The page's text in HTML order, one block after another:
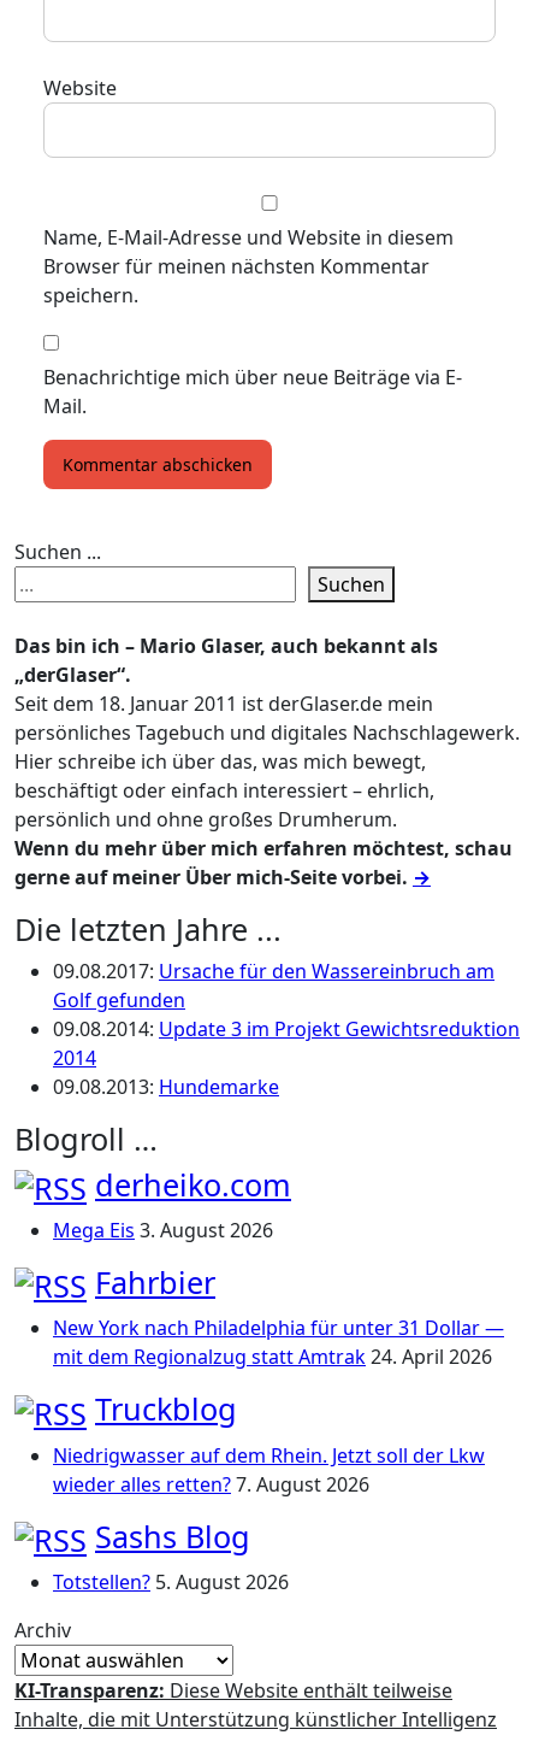
Website
Name, E-Mail-Adresse und Website in diesem
Browser für meinen nächsten Kommentar
speichern.
Benachrichtige mich über neue Beiträge via E-
Mail.
Suchen ...
Suchen
Das bin ich – Mario Glaser, auch bekannt als
„derGlaser“.
Seit dem 18. Januar 2011 ist derGlaser.de mein
persönliches Tagebuch und digitales Nachschlagewerk.
Hier schreibe ich über das, was mich bewegt,
beschäftigt oder einfach interessiert – ehrlich,
persönlich und ohne großes Drumherum.
Wenn du mehr über mich erfahren möchtest, schau
gerne auf meiner Über mich-Seite vorbei. →
Die letzten Jahre ...
09.08.2017: Ursache für den Wassereinbruch am
Golf gefunden
09.08.2014: Update 3 im Projekt Gewichtsreduktion
2014
09.08.2013: Hundemarke
Blogroll …
derheiko.com
Mega Eis 3. August 2026
Fahrbier
New York nach Philadelphia für unter 31 Dollar —
mit dem Regionalzug statt Amtrak24. April 2026
Truckblog
Niedrigwasser auf dem Rhein. Jetzt soll der Lkw
wieder alles retten?7. August 2026
Sashs Blog
Totstellen? 5. August 2026
Archiv
KI-Transparenz: Diese Website enthält teilweise
Inhalte, die mit Unterstützung künstlicher Intelligenz